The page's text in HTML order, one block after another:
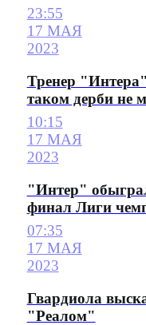
23:55
17 МАЯ
2023
Тренер
таком дерби не
10:15
17 МАЯ
2023
"Интер"
финал Лиги
07:35
17 МАЯ
2023
Гвардиола
"Реалом"